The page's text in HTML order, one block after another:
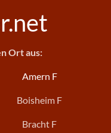
Ort aus:
Amern F
Boisheim F
Bracht F